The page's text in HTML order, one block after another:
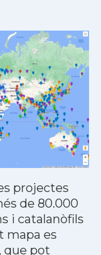
projectes
de 80.000
i catalanòfils
mapa es
que pot